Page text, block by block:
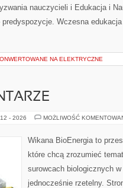
nauczycieli i Edukacja i
Wczesna
NA ELEKTRYCZNE
- 2026 MOŻLIWOŚĆ
Wikana BioEnergia to
które chcą zrozumieć
surowcach biologicznych
jednocześnie rzetelny.